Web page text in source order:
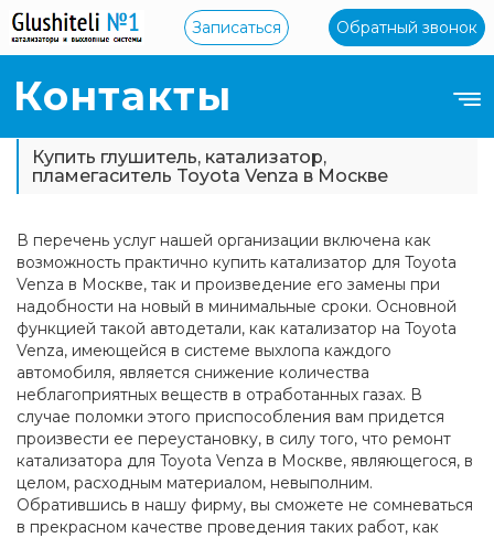
Записаться Обратный звонок
Контакты
Купить глушитель, катализатор,
пламегаситель Toyota Venza в Москве
В перечень услуг нашей организации включена как
возможность практично купить катализатор для Toyota
Venza в Москве, так и произведение его замены при
надобности на новый в минимальные сроки. Основной
функцией такой автодетали, как катализатор на Toyota
Venza, имеющейся в системе выхлопа каждого
автомобиля, является снижение количества
неблагоприятных веществ в отработанных газах. В
случае поломки этого приспособления вам придется
произвести ее переустановку, в силу того, что ремонт
катализатора для Toyota Venza в Москве, являющегося, в
целом, расходным материалом, невыполним.
Обратившись в нашу фирму, вы сможете не сомневаться
в прекрасном качестве проведения таких работ, как